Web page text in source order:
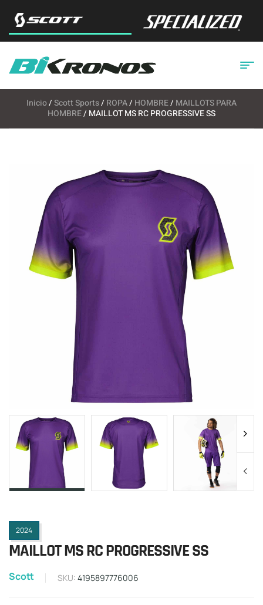
Inicio/Scott Sports/ ROPA/ HOMBRE/ MAILLOTS PARA
HOMBRE/ MAILLOT MS RC PROGRESSIVE SS
2024
MAILLOT MS RC PROGRESSIVE SS
Scott SKU: 4195897776006